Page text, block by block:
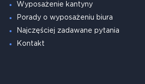
Wyposażenie kantyny
Porady o wyposażeniu biura
Najczęściej zadawane pytania
Kontakt